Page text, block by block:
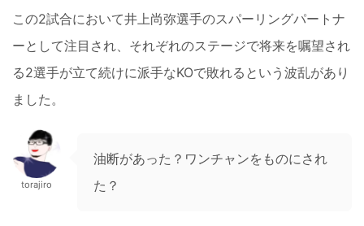
この2試合において井上尚弥選手のスパーリングパートナ
ーとして注目され、それぞれのステージで将来を嘱望され
る2選手が立て続けに派手なKOで敗れるという波乱があり
ました。
torajiro
油断があった？ワンチャンをものにされ
た？